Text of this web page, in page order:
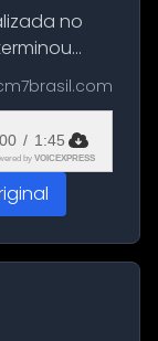
no
115
cidade. O
/ 1:45
by VOICEXPRESS